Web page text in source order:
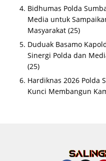
Bidhumas Polda
Media untuk
Masyarakat (25)
Duduak Basamo
Sinergi Polda dan
(25)
Hardiknas 2026 Polda
Kunci Membangun